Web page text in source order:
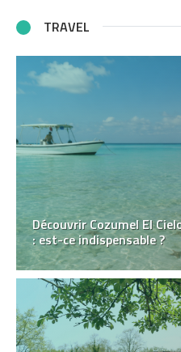
TRAVEL
Découvrir Cozumel El
: est-ce indispensable ?